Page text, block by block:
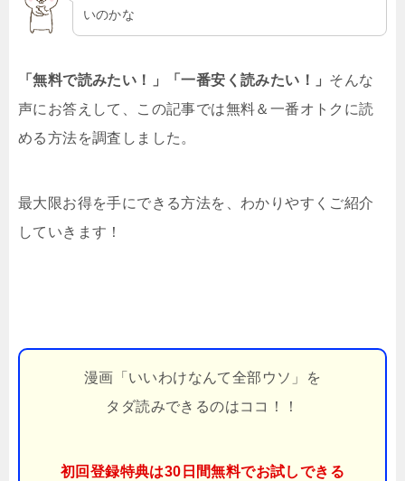
いのかな
「無料で読みたい！」「一番安く読みたい！」 そんな
声にお答えして、この記事では無料＆一番オトクに読
める方法を調査しました。
最大限お得を手にできる方法を、わかりやすくご紹介
していきます！
漫画「いいわけなんて全部ウソ」を
タダ読みできるのはココ！！
初回登録特典は30日間無料でお試しできる